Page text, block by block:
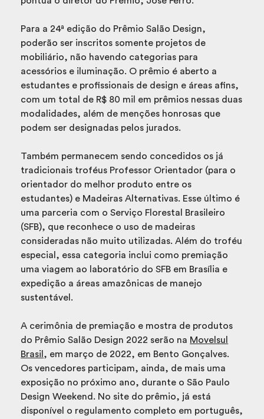
Para a 24ª edição do Prêmio Salão Design,
poderão ser inscritos somente projetos de
mobiliário, não havendo categorias para
acessórios e iluminação. O prêmio é aberto a
estudantes e profissionais de design e áreas afins,
com um total de R$ 80 mil em prêmios nessas duas
modalidades, além de menções honrosas que
podem ser designadas pelos jurados.
Também permanecem sendo concedidos os já
tradicionais troféus Professor Orientador (para o
orientador do melhor produto entre os
estudantes) e Madeiras Alternativas. Esse último é
uma parceria com o Serviço Florestal Brasileiro
(SFB), que reconhece o uso de madeiras
consideradas não muito utilizadas. Além do troféu
especial, essa categoria inclui como premiação
uma viagem ao laboratório do SFB em Brasília e
expedição a áreas amazônicas de manejo
sustentável.
A cerimônia de premiação e mostra de produtos
do Prêmio Salão Design 2022 serão na Movelsul
Brasil , em março de 2022, em Bento Gonçalves.
Os vencedores participam, ainda, de mais uma
exposição no próximo ano, durante o São Paulo
Design Weekend. No site do prêmio, já está
disponível o regulamento completo em português,